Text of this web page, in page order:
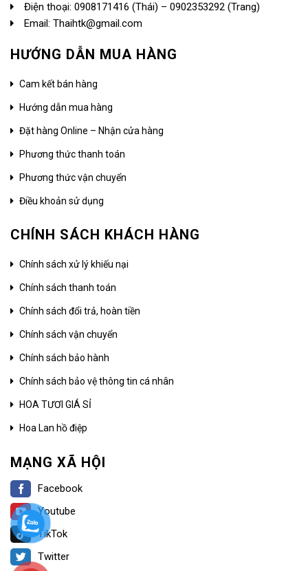
Điện thoại: 0908171416 (Thái) – 0902353292 (Trang)
Email: Thaihtk@gmail.com
HƯỚNG DẪN MUA HÀNG
Cam kết bán hàng
Hướng dẫn mua hàng
Đặt hàng Online – Nhận cửa hàng
Phương thức thanh toán
Phương thức vận chuyển
Điều khoản sử dụng
CHÍNH SÁCH KHÁCH HÀNG
Chính sách xử lý khiếu nại
Chính sách thanh toán
Chính sách đổi trả, hoàn tiền
Chính sách vận chuyển
Chính sách bảo hành
Chính sách bảo vệ thông tin cá nhân
HOA TƯƠI GIÁ SỈ
Hoa Lan hồ điệp
MẠNG XÃ HỘI
Facebook
Youtube
TikTok
Twitter